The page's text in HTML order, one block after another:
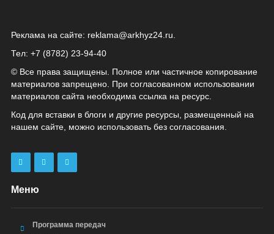
Реклама на сайте: reklama@arkhyz24.ru
Тел: +7 (8782) 23‑94‑40
© Все права защищены. Полное или частичное копирование
материалов запрещено. При согласованном использовании
материалов сайта необходима ссылка на ресурс.
Код для вставки в блоги и другие ресурсы, размещенный на
нашем сайте, можно использовать без согласования.
Меню
Программа передач